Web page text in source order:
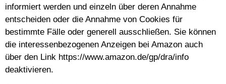
informiert werden und einzeln über deren Annahme
entscheiden oder die Annahme von Cookies für
bestimmte Fälle oder generell ausschließen. Sie können
die interessenbezogenen Anzeigen bei Amazon auch
über den Link https://www.amazon.de/gp/dra/info
deaktivieren.